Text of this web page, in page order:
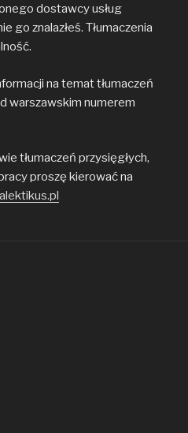
dostawcy usług
go znalazłeś. Tłumaczenia
na temat tłumaczeń
warszawskim numerem
tłumaczeń przysięgłych,
proszę kierować na